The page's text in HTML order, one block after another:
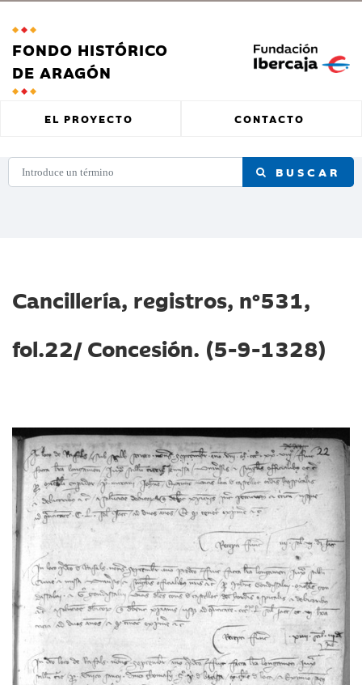
FONDO HISTÓRICO
DE ARAGÓN
EL PROYECTO CONTACTO
BUSCAR
Cancillería, registros, nº531,
fol.22/ Concesión. (5-9-1328)